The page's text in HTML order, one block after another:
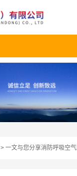
> 一文与您分享消防呼吸空